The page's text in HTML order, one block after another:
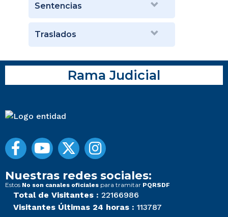
Sentencias
Traslados
Rama Judicial
Nuestras redes sociales:
Estos No son canales oficiales para tramitar PQRSDF
Total de Visitantes : 22166986
Visitantes Últimas 24 horas : 113787